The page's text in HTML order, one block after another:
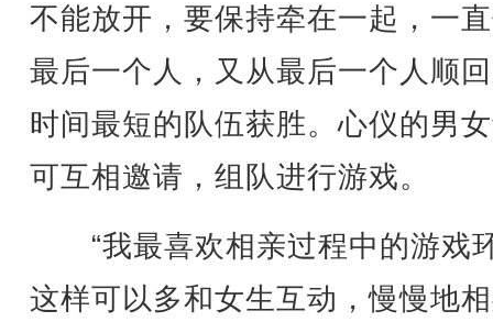
不能放开，要保持牵在一起，一
最后一个人，又从最后一个人顺
时间最短的队伍获胜。心仪的男
可互相邀请，组队进行游戏。
“我最喜欢相亲过程中的游戏
这样可以多和女生互动，慢慢地